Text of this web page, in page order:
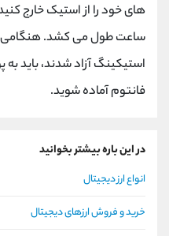
ساعت طول می کشد. هنگامی
استیکینگ آزاد شدند، باید به
فانتوم آماده شوید.
در این باره بیشتر بخوانید
انواع ارز دیجیتال
خرید و فروش ارزهای دیجیتال